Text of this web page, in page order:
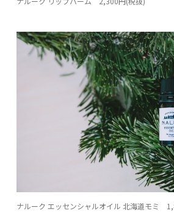
ナルーク エッセンシャルオイル 北海道モミ